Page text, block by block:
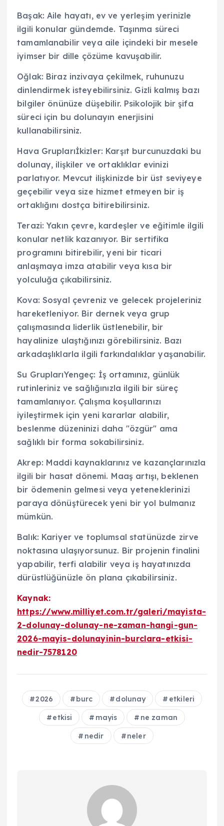
Başak: Aile hayatı, ev ve yerleşim yerinizle
ilgili konular gündemde. Taşınma süreci
tamamlanabilir veya aile içindeki bir mesele
iyimser bir dille çözüme kavuşabilir.
Oğlak: Biraz inzivaya çekilmek, ruhunuzu
dinlendirmek isteyebilirsiniz. Gizli kalmış bazı
bilgiler önünüze düşebilir. Psikolojik bir şifa
süreci için bu dolunayın enerjisini
kullanabilirsiniz.
Hava Gruplarıİkizler: Karşıt burcunuzdaki bu
dolunay, ilişkiler ve ortaklıklar evinizi
parlatıyor. Mevcut ilişkinizde bir üst seviyeye
geçebilir veya size hizmet etmeyen bir iş
ortaklığını dostça bitirebilirsiniz.
Terazi: Yakın çevre, kardeşler ve eğitimle ilgili
konular netlik kazanıyor. Bir sertifika
programını bitirebilir, yeni bir ticari
anlaşmaya imza atabilir veya kısa bir
yolculuğa çıkabilirsiniz.
Kova: Sosyal çevreniz ve gelecek projeleriniz
hareketleniyor. Bir dernek veya grup
çalışmasında liderlik üstlenebilir, bir
hayalinize ulaştığınızı görebilirsiniz. Bazı
arkadaşlıklarla ilgili farkındalıklar yaşanabilir.
Su GruplarıYengeç: İş ortamınız, günlük
rutinleriniz ve sağlığınızla ilgili bir süreç
tamamlanıyor. Çalışma koşullarınızı
iyileştirmek için yeni kararlar alabilir,
beslenme düzeninizi daha "özgür" ama
sağlıklı bir forma sokabilirsiniz.
Akrep: Maddi kaynaklarınız ve kazançlarınızla
ilgili bir hasat dönemi. Maaş artışı, beklenen
bir ödemenin gelmesi veya yeteneklerinizi
paraya dönüştürecek yeni bir yol bulmanız
mümkün.
Balık: Kariyer ve toplumsal statünüzde zirve
noktasına ulaşıyorsunuz. Bir projenin finalini
yapabilir, terfi alabilir veya iş hayatınızda
dürüstlüğünüzle ön plana çıkabilirsiniz.
Kaynak:
https://www.milliyet.com.tr/galeri/mayista-
2-dolunay-dolunay-ne-zaman-hangi-gun-
2026-mayis-dolunayinin-burclara-etkisi-
nedir-7578120
2026 burc dolunay etkileri
etkisi mayis ne zaman
nedir neler